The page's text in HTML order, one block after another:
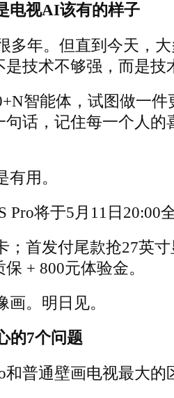
电视AI该有的样子
多年。但直到今天，
技术不够强，而是技
智能体，试图做一
句话，记住每一个人的
用。
Pro将于5月11日20:00
；首发付尾款抢27英
+ 800元体验金。
。明日见。
的7个问题
和普通壁画电视最大的